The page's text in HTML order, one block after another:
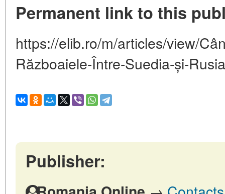
Permanent link to this
https://elib.ro/m/articles/view/
Războaiele-Între-Suedia-și-Rusia
Publisher: